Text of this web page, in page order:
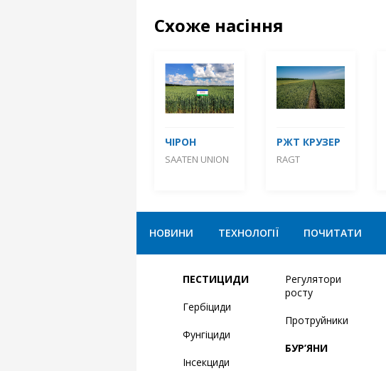
Схоже насіння
ЧІРОН
SAATEN UNION
РЖТ КРУЗЕР
RAGT
НОВИНИ ТЕХНОЛОГІЇ ПОЧИТАТИ
ПЕСТИЦИДИ
Гербіциди
Фунгіциди
Інсекциди
Регулятори
росту
Протруйники
БУР’ЯНИ